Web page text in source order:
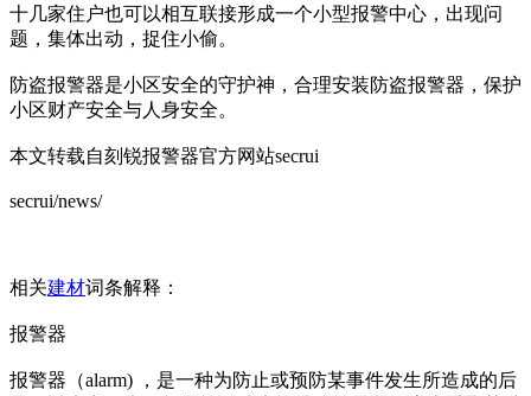
十几家住户也可以相互联接形成一个小型报警中心，出现问
题，集体出动，捉住小偷。
防盗报警器是小区安全的守护神，合理安装防盗报警器，保护
小区财产安全与人身安全。
本文转载自刻锐报警器官方网站secrui
secrui/news/
相关建材词条解释：
报警器
报警器（alarm) ，是一种为防止或预防某事件发生所造成的后